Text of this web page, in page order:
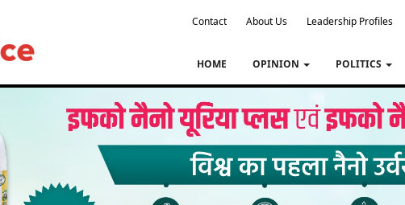
Contact About Us Leadership Profiles
HOME OPINION POLITICS